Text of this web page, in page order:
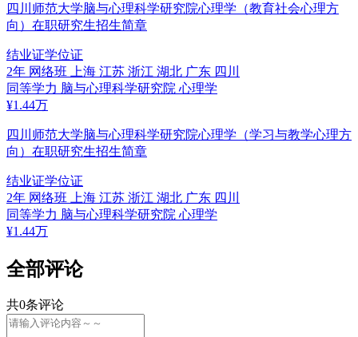
四川师范大学脑与心理科学研究院心理学（教育社会心理方
向）在职研究生招生简章
结业证学位证
2年 网络班
上海 江苏 浙江 湖北 广东 四川
同等学力 脑与心理科学研究院 心理学
¥1.44万
四川师范大学脑与心理科学研究院心理学（学习与教学心理方
向）在职研究生招生简章
结业证学位证
2年 网络班
上海 江苏 浙江 湖北 广东 四川
同等学力 脑与心理科学研究院 心理学
¥1.44万
全部评论
共0条评论